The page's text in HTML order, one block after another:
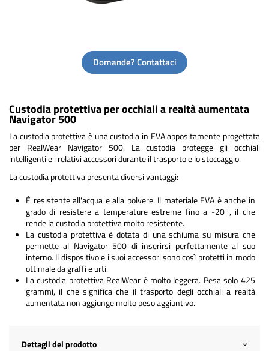
Domande? Contattaci
Custodia protettiva per occhiali a realtà aumentata
Navigator 500
La custodia protettiva è una custodia in EVA appositamente progettata
per RealWear Navigator 500. La custodia protegge gli occhiali
intelligenti e i relativi accessori durante il trasporto e lo stoccaggio.
La custodia protettiva presenta diversi vantaggi:
È resistente all'acqua e alla polvere. Il materiale EVA è anche in
grado di resistere a temperature estreme fino a -20°, il che
rende la custodia protettiva molto resistente.
La custodia protettiva è dotata di una schiuma su misura che
permette al Navigator 500 di inserirsi perfettamente al suo
interno. Il dispositivo e i suoi accessori sono così protetti in modo
ottimale da graffi e urti.
La custodia protettiva RealWear è molto leggera. Pesa solo 425
grammi, il che significa che il trasporto degli occhiali a realtà
aumentata non aggiunge molto peso aggiuntivo.
Dettagli del prodotto